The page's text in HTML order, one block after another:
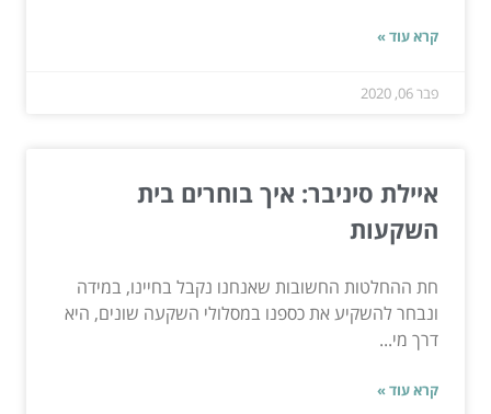
קרא עוד »
פבר 06, 2020
איילת סיניבר: איך בוחרים בית
השקעות
חת ההחלטות החשובות שאנחנו נקבל בחיינו, במידה
ונבחר להשקיע את כספנו במסלולי השקעה שונים, היא
דרך מי...
קרא עוד »